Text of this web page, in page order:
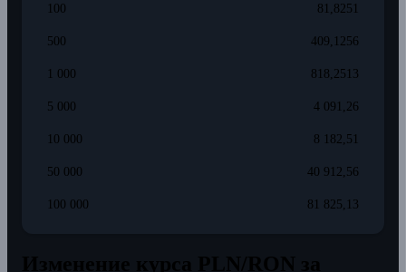
100 81,8251
500 409,1256
1 000 818,2513
5 000 4 091,26
10 000 8 182,51
50 000 40 912,56
100 000 81 825,13